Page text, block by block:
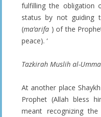
fulfilling the obligation
status by not guiding
(ma’arifa ) of the
peace). ‘
Tazkirah Muslih al-
At another place
Prophet (Allah bless
meant recognizing